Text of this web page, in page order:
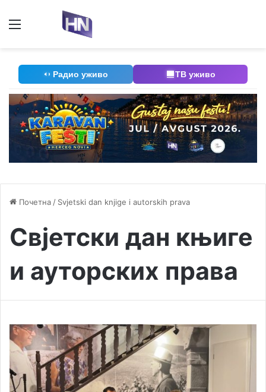
Радио уживо ТВ уживо
Почетна / Svjetski dan knjige i autorskih prava
Свјетски дан књиге
и ауторских права